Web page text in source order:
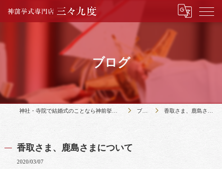
ブログ
神社・寺院で結婚式のことなら神前挙式専門店三々九度 ブログ 香取さま、鹿島さまについて
香取さま、鹿島さまについて
2020/03/07